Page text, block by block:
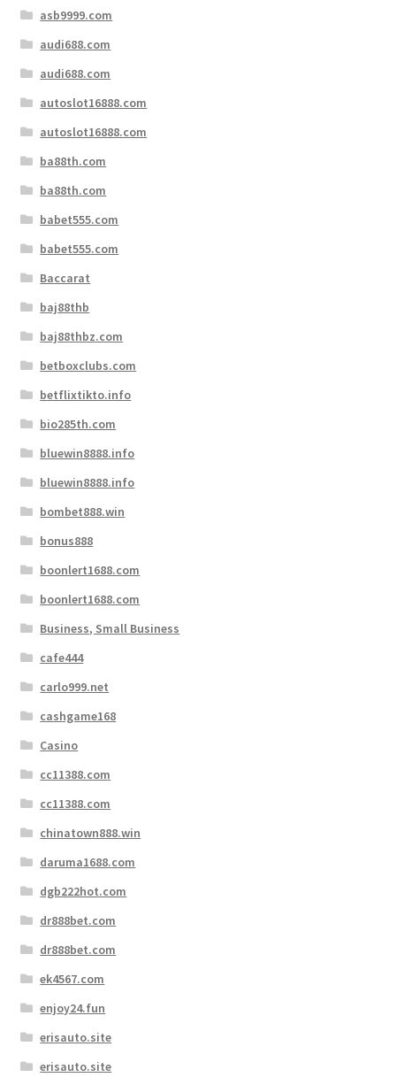
asb9999.com
audi688.com
audi688.com
autoslot16888.com
autoslot16888.com
ba88th.com
ba88th.com
babet555.com
babet555.com
Baccarat
baj88thb
baj88thbz.com
betboxclubs.com
betflixtikto.info
bio285th.com
bluewin8888.info
bluewin8888.info
bombet888.win
bonus888
boonlert1688.com
boonlert1688.com
Business, Small Business
cafe444
carlo999.net
cashgame168
Casino
cc11388.com
cc11388.com
chinatown888.win
daruma1688.com
dgb222hot.com
dr888bet.com
dr888bet.com
ek4567.com
enjoy24.fun
erisauto.site
erisauto.site